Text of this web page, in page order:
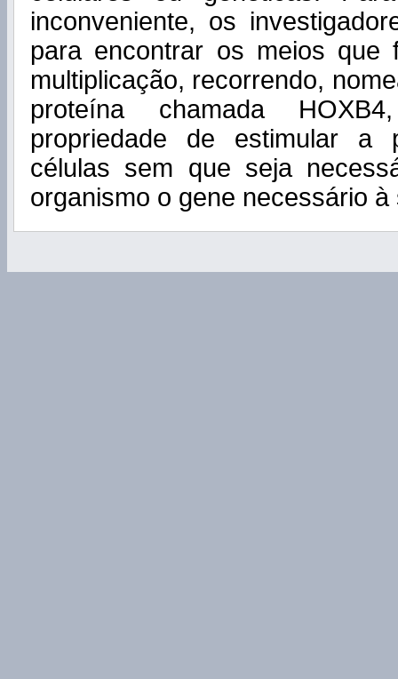
inconveniente, os
para encontrar os meios que
multiplicação, recorrendo,
proteína chamada
propriedade de estimular a
células sem que seja
organismo o gene necessário